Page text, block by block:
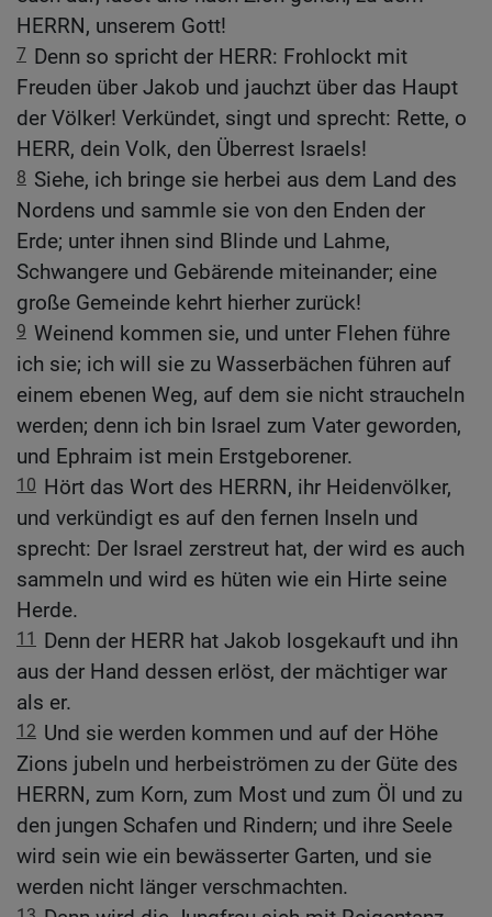
HERRN, unserem Gott!
7 Denn so spricht der HERR: Frohlockt mit
Freuden über Jakob und jauchzt über das Haupt
der Völker! Verkündet, singt und sprecht: Rette, o
HERR, dein Volk, den Überrest Israels!
8 Siehe, ich bringe sie herbei aus dem Land des
Nordens und sammle sie von den Enden der
Erde; unter ihnen sind Blinde und Lahme,
Schwangere und Gebärende miteinander; eine
große Gemeinde kehrt hierher zurück!
9 Weinend kommen sie, und unter Flehen führe
ich sie; ich will sie zu Wasserbächen führen auf
einem ebenen Weg, auf dem sie nicht straucheln
werden; denn ich bin Israel zum Vater geworden,
und Ephraim ist mein Erstgeborener.
10 Hört das Wort des HERRN, ihr Heidenvölker,
und verkündigt es auf den fernen Inseln und
sprecht: Der Israel zerstreut hat, der wird es auch
sammeln und wird es hüten wie ein Hirte seine
Herde.
11
Denn der HERR hat Jakob losgekauft und ihn
aus der Hand dessen erlöst, der mächtiger war
als er.
12 Und sie werden kommen und auf der Höhe
Zions jubeln und herbeiströmen zu der Güte des
HERRN, zum Korn, zum Most und zum Öl und zu
den jungen Schafen und Rindern; und ihre Seele
wird sein wie ein bewässerter Garten, und sie
werden nicht länger verschmachten.